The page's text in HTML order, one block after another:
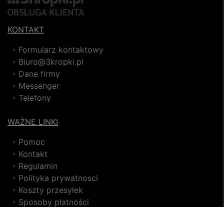
KONTAKT
Formularz kontaktowy
Biuro@3kropki.pl
Dane firmy
Messenger
Telefony
WAŻNE LINKI
Pomoc
Kontakt
Regulamin
Polityka prywatnosci
Koszty przesyłek
Sposoby płatności